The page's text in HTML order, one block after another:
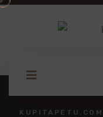
KUPITAPETU.COM